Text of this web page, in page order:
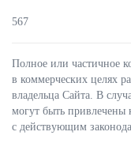
567
Полное или частичное
в коммерческих целях
владельца Сайта. В
могут быть привлечены
с действующим